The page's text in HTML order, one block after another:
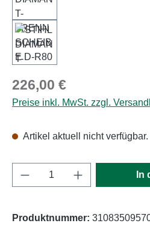
Regulärer Preis:
226,00 €
Preise inkl. MwSt. zzgl.
Artikel aktuell nicht
Produkt Anzahl: Gib In
Produktnummer: